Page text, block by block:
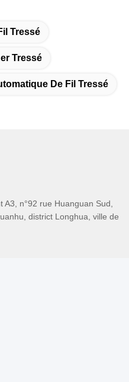
Tressé
Tressé
De Fil Tressé
n°92 rue Huanguan Sud,
district Longhua, ville de